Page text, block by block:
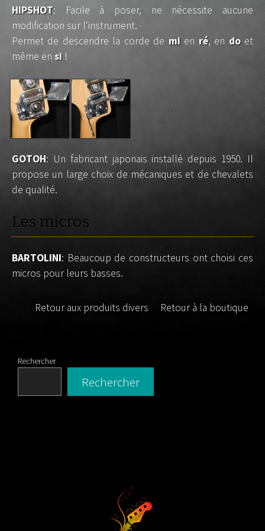
HIPSHOT: Facile à poser, ne nécessite aucune
modification sur l'instrument.
Permet de descendre la corde de mien ré, en doet
même en si !
GOTOH: Un fabricant japonais installé depuis 1950. Il
propose un large choix de mécaniques et de chevalets
de qualité.
Les micros
BARTOLINI: Beaucoup de constructeurs ont choisi ces
micros pour leurs basses.
Retour à la boutique
Retour aux produits divers
Rechercher
Rechercher